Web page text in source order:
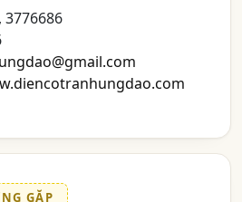
3776686
GẶP